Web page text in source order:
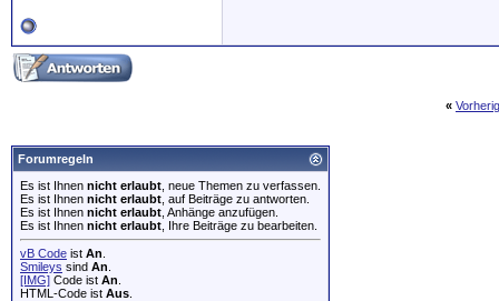
«
Forumregeln
Es ist Ihnen nicht erlaubt , neue Themen zu verfassen.
Es ist Ihnen nicht erlaubt , auf Beiträge zu antworten.
Es ist Ihnen nicht erlaubt , Anhänge anzufügen.
Es ist Ihnen nicht erlaubt , Ihre Beiträge zu bearbeiten.
vB Code ist An
Smileys sind An
[IMG] Code ist An
HTML-Code ist Aus